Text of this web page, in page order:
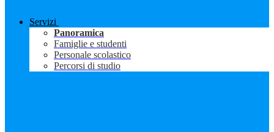
Servizi
Panoramica
Famiglie e studenti
Personale scolastico
Percorsi di studio